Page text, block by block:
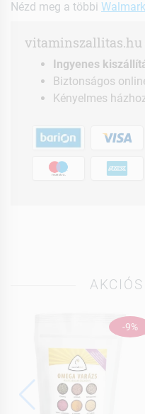
Nézd meg a többi Walmark
vitaminszallitas.hu
Ingyenes
Biztonságos
Kényelmes
-9%